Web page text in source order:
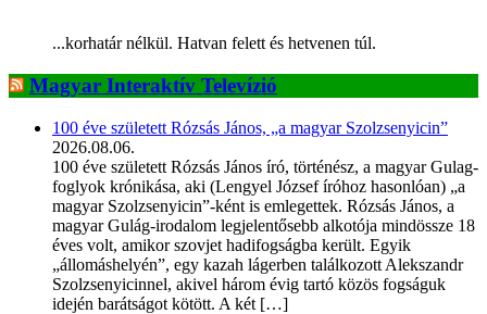
...korhatár nélkül. Hatvan felett és hetvenen túl.
Magyar Interaktív Televízió
100 éve született Rózsás János, „a magyar Szolzsenyicin”
2026.08.06.
100 éve született Rózsás János író, történész, a magyar Gulag-
foglyok krónikása, aki (Lengyel József íróhoz hasonlóan) „a
magyar Szolzsenyicin”-ként is emlegettek. Rózsás János, a
magyar Gulág-irodalom legjelentősebb alkotója mindössze 18
éves volt, amikor szovjet hadifogságba került. Egyik
„állomáshelyén”, egy kazah lágerben találkozott Alekszandr
Szolzsenyicinnel, akivel három évig tartó közös fogságuk
idején barátságot kötött. A két […]